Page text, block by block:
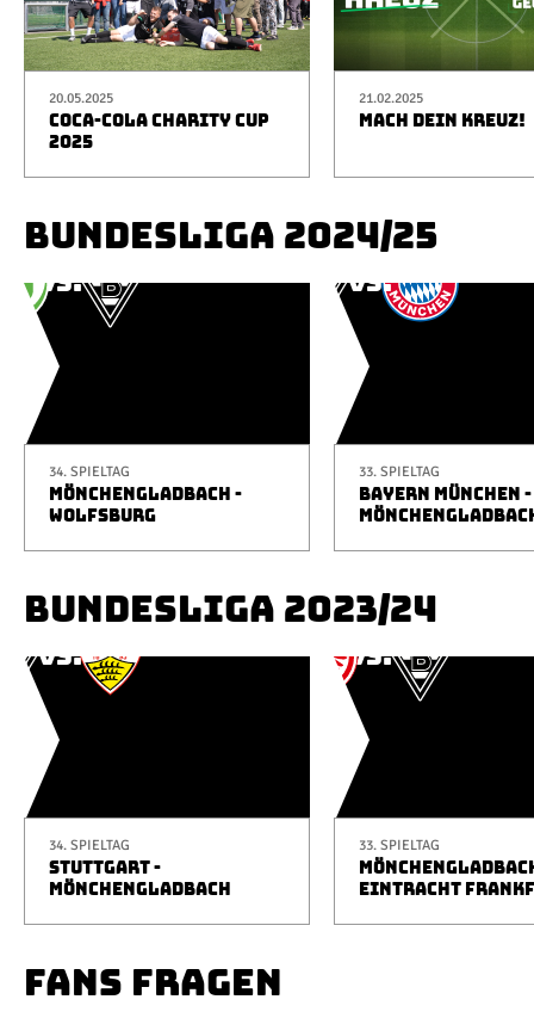
20.05.2025
COCA-COLA CHARITY CUP
2025
21.02.2025
MACH DEIN KREUZ!
BUNDESLIGA 2024/25
34. SPIELTAG
MÖNCHENGLADBACH -
WOLFSBURG
33. SPIELTAG
BAYERN MÜNCHEN -
BUNDESLIGA 2023/24
34. SPIELTAG
STUTTGART -
MÖNCHENGLADBACH
33. SPIELTAG
EINTRACHT
FANS FRAGEN